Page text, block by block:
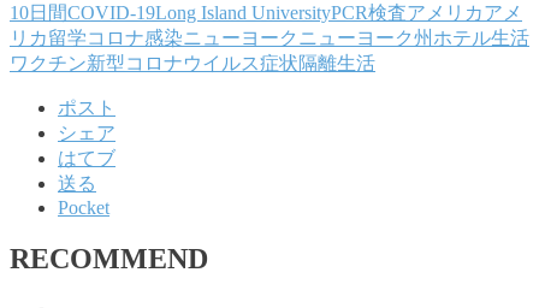
10日間COVID-19Long Island UniversityPCR検査アメリカアメ
リカ留学コロナ感染ニューヨーク ニューヨーク州 ホテル生活
ワクチン新型コロナウイルス症状隔離生活
ポスト
シェア
はてブ
送る
Pocket
RECOMMEND